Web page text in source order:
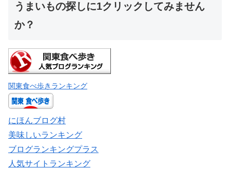
うまいもの探しに1クリックしてみません
か？
関東食べ歩きランキング
にほんブログ村
美味しいランキング
ブログランキングプラス
人気サイトランキング